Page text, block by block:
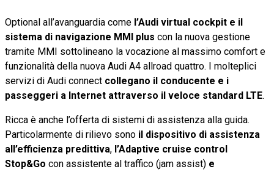
Optional all’avanguardia come l’Audi virtual cockpit e il
sistema di navigazione MMI plus con la nuova gestione
tramite MMI sottolineano la vocazione al massimo comfort e
funzionalità della nuova Audi A4 allroad quattro. I molteplici
servizi di Audi connect collegano il conducente e i
passeggeri a Internet attraverso il veloce standard LTE.
Ricca è anche l’offerta di sistemi di assistenza alla guida.
Particolarmente di rilievo sono il dispositivo di assistenza
all’efficienza predittiva, l’Adaptive cruise control
Stop&Go con assistente al traffico (jam assist) e